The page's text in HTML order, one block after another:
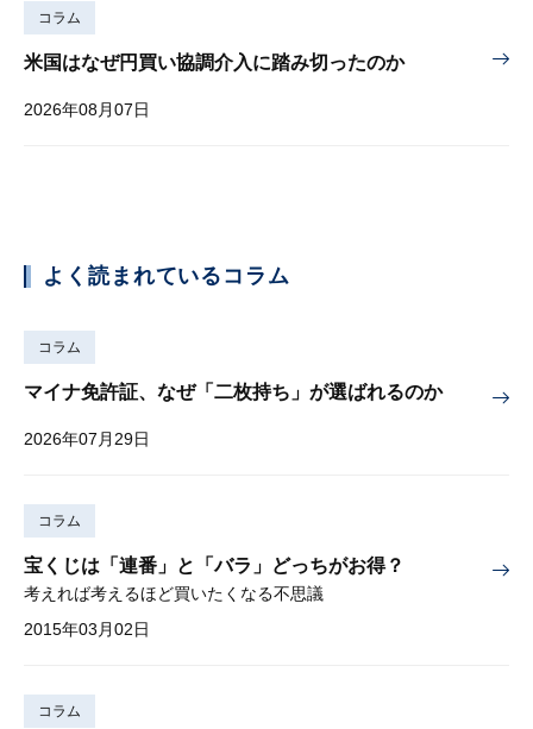
コラム
米国はなぜ円買い協調介入に踏み切ったのか
2026年08月07日
よく読まれているコラム
コラム
マイナ免許証、なぜ「二枚持ち」が選ばれるのか
2026年07月29日
コラム
宝くじは「連番」と「バラ」どっちがお得？
考えれば考えるほど買いたくなる不思議
2015年03月02日
コラム